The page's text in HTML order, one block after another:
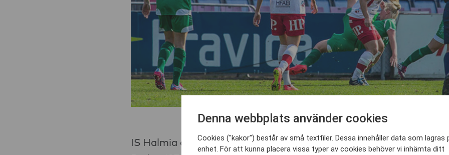
IS Halmia är inte bara Halmstads största damförening. De var
Denna webbplats använder cookies
Cookies ("kakor") består av små textfiler. Dessa innehåller data som lagras
enhet. För att kunna placera vissa typer av cookies behöver vi inhämta ditt